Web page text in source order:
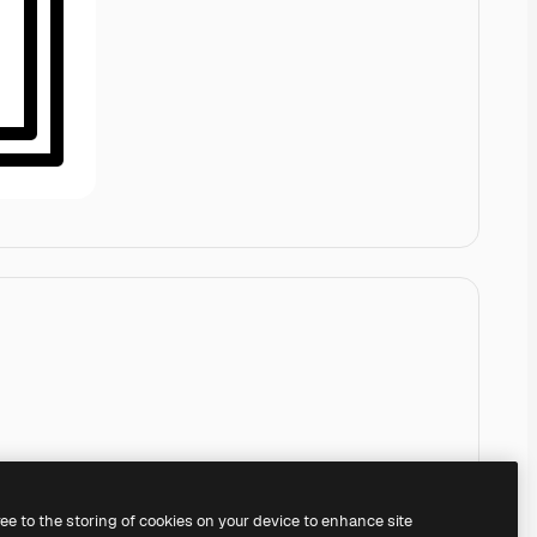
to the storing of cookies on your device to enhance site